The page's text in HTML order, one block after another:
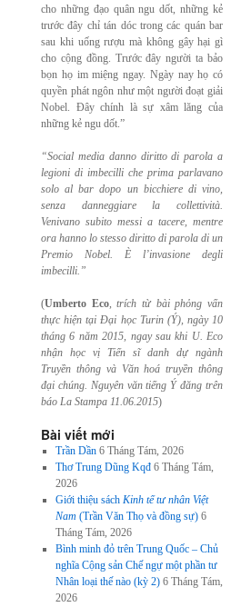
cho những đạo quân ngu dốt, những kẻ
trước đây chỉ tán dóc trong các quán bar
sau khi uống rượu mà không gây hại gì
cho cộng đồng. Trước đây người ta bảo
bọn họ im miệng ngay. Ngày nay họ có
quyền phát ngôn như một người đoạt giải
Nobel. Đây chính là sự xâm lăng của
những kẻ ngu dốt.”
“Social media danno diritto di parola a
legioni di imbecilli che prima parlavano
solo albar dopo un bicchiere di vino,
senza danneggiare la collettività.
Venivano subito messi a tacere, mentre
ora hanno lo stesso diritto di parola di un
Premio Nobel. È l’invasione degli
imbecilli.”
(Umberto Eco,trích từ bài phỏng vấn
thực hiện tại Đại học Turin (Ý), ngày 10
tháng 6 năm 2015, ngay sau khi U. Eco
nhận học vị Tiến sĩ danh dự ngành
Truyền thông và Văn hoá truyền thông
đại chúng. Nguyên văn tiếng Ý đăng trên
báo La Stampa 11.06.2015)
Bài viết mới
Trần Dần 6 Tháng Tám, 2026
Thơ Trung Dũng Kqđ 6 Tháng Tám,
2026
Giới thiệu sách Kinh tế tư nhân Việt
Nam (Trần Văn Thọ và đồng sự) 6
Tháng Tám, 2026
Bình minh đỏ trên Trung Quốc – Chủ
nghĩa Cộng sản Chế ngự một phần tư
Nhân loại thế nào (kỳ 2) 6 Tháng Tám,
2026